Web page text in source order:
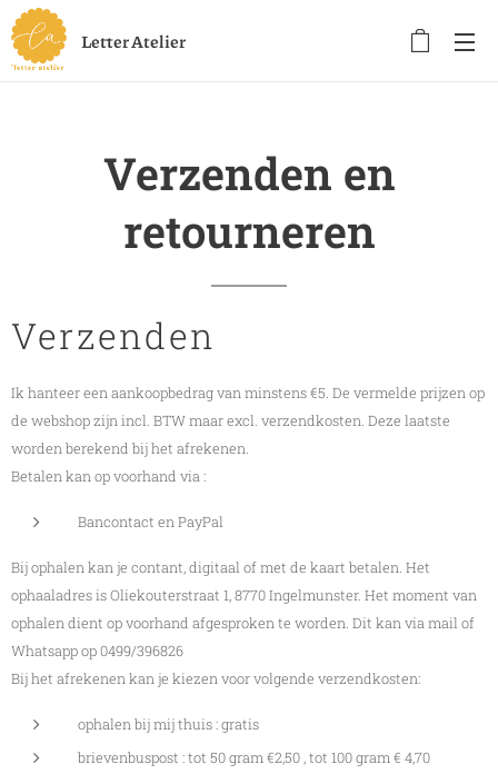
Letter Atelier
Verzenden en
retourneren
Verzenden
Ik hanteer een aankoopbedrag van minstens €5. De vermelde prijzen op
de webshop zijn incl. BTW maar excl. verzendkosten. Deze laatste
worden berekend bij het afrekenen.
Betalen kan op voorhand via :
Bancontact en PayPal
Bij ophalen kan je contant, digitaal of met de kaart betalen. Het
ophaaladres is Oliekouterstraat 1, 8770 Ingelmunster. Het moment van
ophalen dient op voorhand afgesproken te worden. Dit kan via mail of
Whatsapp op 0499/396826
Bij het afrekenen kan je kiezen voor volgende verzendkosten:
ophalen bij mij thuis : gratis
brievenbuspost : tot 50 gram €2,50 , tot 100 gram € 4,70